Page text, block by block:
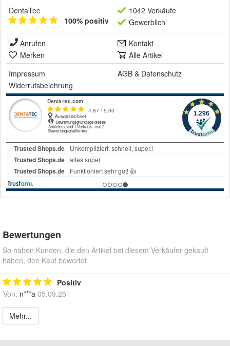
DentaTec
100% positiv
1042 Verkäufe
Gewerblich
Anrufen
Kontakt
Merken
Alle Artikel
Impressum
AGB & Datenschutz
Widerrufsbelehrung
Bewertungen
So haben Kunden, die den Artikel bei diesem Verkäufer gekauft
haben, den Kauf bewertet.
Positiv
Von: n***a 05.09.25
Mehr...